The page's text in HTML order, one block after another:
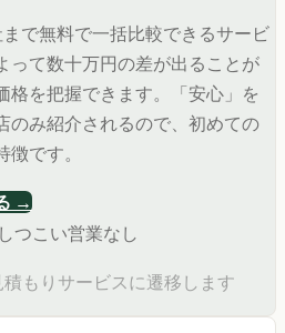
で無料で一括比較できるサービ
って数十万円の差が出ることが
格を把握できます。「安心」を
のみ紹介されるので、初めての
です。
→
しつこい営業なし
積もりサービスに遷移します